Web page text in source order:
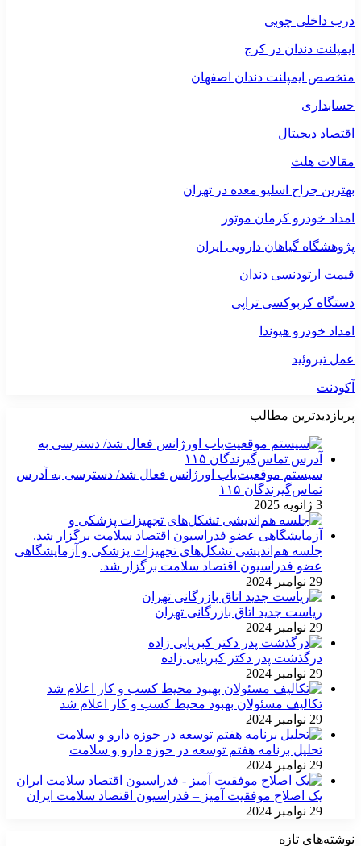
درب داخلی چوبی
ایمپلنت دندان در کرج
متخصص ایمپلنت دندان اصفهان
حسابداری
اقتصاد دیجیتال
مقالات هلث
بهترین جراح اسلیو معده در تهران
امداد خودرو کرمان موتور
پژوهشگاه گیاهان دارویی ایران
قیمت ارتودنسی دندان
دستگاه کربوکسی تراپی
امداد خودرو هیوندا
عمل تیروئید
آکودنت
پربازدیدترین مطالب
سیستم موقعیت‌یاب اورژانس فعال شد/ دسترسی به آدرس
تماس‌گیرندگان ۱۱۵
3 ژانویه 2025
جلسه هم‌اندیشی تشکل‌های تجهیزات پزشکی و آزمایشگاهی
عضو فدراسیون اقتصاد سلامت برگزار شد.
29 نوامبر 2024
ریاست جدید اتاق بازرگانی تهران
29 نوامبر 2024
درگذشت پدر دکتر کبریایی زاده
29 نوامبر 2024
تکالیف مسئولان بهبود محیط کسب و کار اعلام شد
29 نوامبر 2024
تحلیل برنامه هفتم توسعه در حوزه دارو و سلامت
29 نوامبر 2024
یک اصلاح موفقیت آمیز – فدراسیون اقتصاد سلامت ایران
29 نوامبر 2024
نوشته‌های تازه